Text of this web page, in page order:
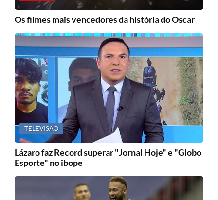
Os filmes mais vencedores da história do Oscar
TELEVISÃO
Lázaro faz Record superar "Jornal Hoje" e "Globo
Esporte" no ibope